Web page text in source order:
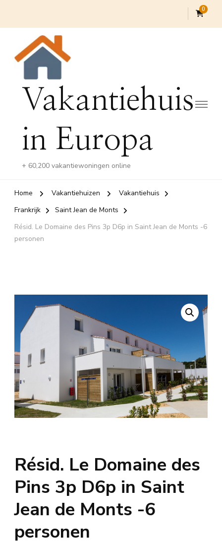
0
Vakantiehuis
in Europa
+ 60,200 vakantiewoningen online
Home Vakantiehuizen
Vakantiehuis
Frankrijk
Saint Jean de Monts
Résid. Le Domaine des Pins 3p D6p in Saint Jean de Monts -6
personen
Résid. Le Domaine des
Pins 3p D6p in Saint
Jean de Monts -6
personen